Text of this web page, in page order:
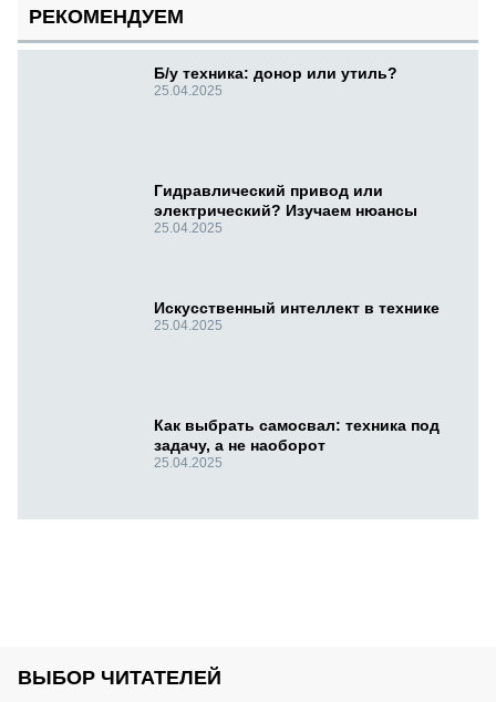
РЕКОМЕНДУЕМ
Б/у техника: донор или утиль?
25.04.2025
Гидравлический привод или
электрический? Изучаем нюансы
25.04.2025
Искусственный интеллект в технике
25.04.2025
Как выбрать самосвал: техника под
задачу, а не наоборот
25.04.2025
ВЫБОР ЧИТАТЕЛЕЙ